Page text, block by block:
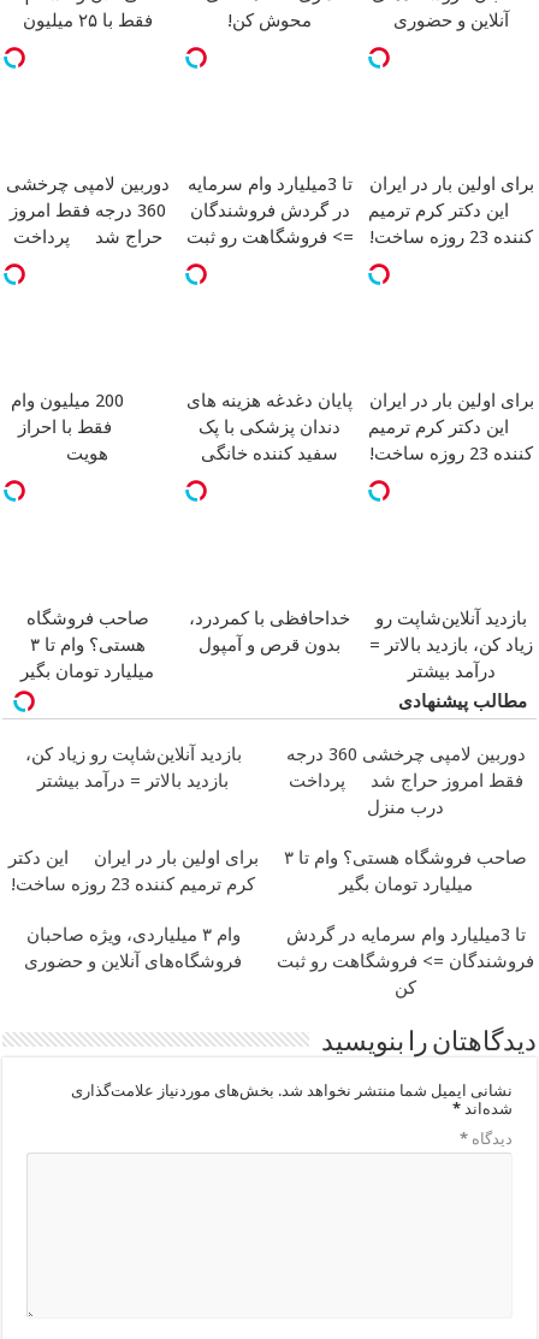
آنلاین و حضوری
محوش کن!
فقط با ۲۵ میلیون
برای اولین بار در ایران
این دکتر کرم ترمیم
کننده 23 روزه ساخت!
تا 3میلیارد وام سرمایه
در گردش فروشندگان
=> فروشگاهت رو ثبت
دوربین لامپی چرخشی
360 درجه فقط امروز
حراج شد
پرداخت
برای اولین بار در ایران
این دکتر کرم ترمیم
کننده 23 روزه ساخت!
پایان دغدغه هزینه های
دندان پزشکی با پک
سفید کننده خانگی
200 میلیون وام
فقط با احراز
هویت
بازدید آنلاین‌شاپت رو
زیاد کن، بازدید بالاتر =
درآمد بیشتر
خداحافظی با کمردرد،
بدون قرص و آمپول
صاحب فروشگاه
هستی؟ وام تا ۳
میلیارد تومان بگیر
مطالب پیشنهادی
دوربین لامپی چرخشی 360 درجه
فقط امروز حراج شد
پرداخت
درب منزل
بازدید آنلاین‌شاپت رو زیاد کن،
بازدید بالاتر = درآمد بیشتر
صاحب فروشگاه هستی؟ وام تا ۳
میلیارد تومان بگیر
برای اولین بار در ایران
این دکتر
کرم ترمیم کننده 23 روزه ساخت!
تا 3میلیارد وام سرمایه در گردش
فروشندگان => فروشگاهت رو ثبت
کن
وام ۳ میلیاردی، ویژه صاحبان
فروشگاه‌های آنلاین و حضوری
دیدگاهتان را بنویسید
نشانی ایمیل شما منتشر نخواهد شد. بخش‌های موردنیاز علامت‌گذاری
شده‌اند*
دیدگاه*